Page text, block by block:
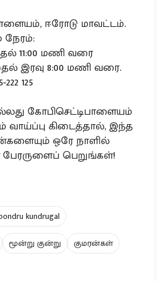
ஈரோடு மாவட்டம்.
நேரம்:
11:00 மணி வரை
இரவு 8:00 மணி வரை.
125
கோபிசெட்டிபாளையம்
கிடைத்தால், இந்த
ஒரே நாளில்
பேரருளைப் பெறுங்கள்!
kundrugal
மூன்று குன்று
குமரன்கள்